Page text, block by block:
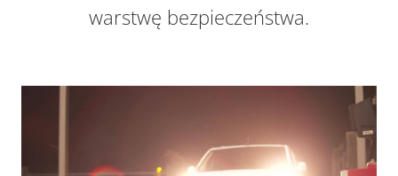
warstwę bezpieczeństwa.